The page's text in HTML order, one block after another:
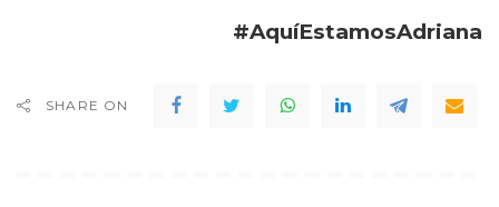
#AquíEstamosAdriana
SHARE ON